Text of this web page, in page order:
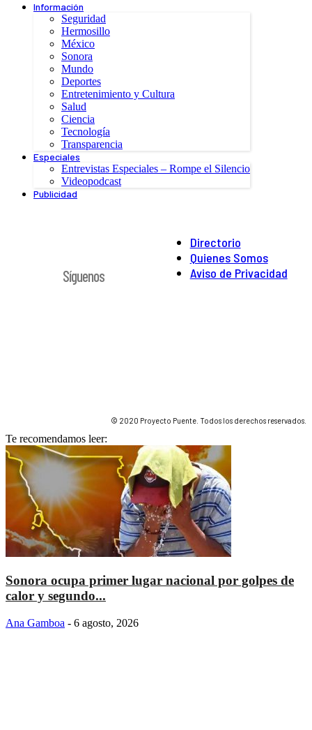
Información
Seguridad
Hermosillo
México
Sonora
Mundo
Deportes
Entretenimiento y Cultura
Salud
Ciencia
Tecnología
Transparencia
Especiales
Entrevistas Especiales – Rompe el Silencio
Videopodcast
Publicidad
Directorio
Quienes Somos
Aviso de Privacidad
Síguenos
© 2020 Proyecto Puente. Todos los derechos reservados.
Te recomendamos leer:
Sonora ocupa primer lugar nacional por golpes de
calor y segundo...
Ana Gamboa - 6 agosto, 2026